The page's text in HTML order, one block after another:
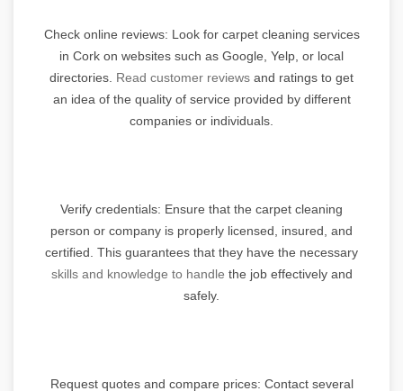
Check online reviews: Look for carpet cleaning services
in Cork on websites such as Google, Yelp, or local
directories. Read customer reviews and ratings to get
an idea of the quality of service provided by different
companies or individuals.
Verify credentials: Ensure that the carpet cleaning
person or company is properly licensed, insured, and
certified. This guarantees that they have the necessary
skills and knowledge to handle the job effectively and
safely.
Request quotes and compare prices: Contact several